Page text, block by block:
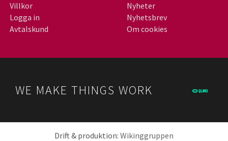
Villkor
Logga in
Avtalskund
Nyheter
Nyhetsbrev
Om cookies
WE MAKE THINGS WORK
Drift & produktion: Wikinggruppen